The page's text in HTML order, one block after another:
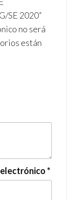
SE 2020”
no será
están
*